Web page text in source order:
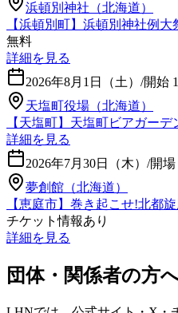
浜頓別神社（北海道）
【浜頓別町】浜頓別神社例
無料
詳細を見る
2026年8月1日（土） /開始
天塩町役場（北海道）
【天塩町】天塩町ビアガーデ
詳細を見る
2026年7月30日（木） /開場
夢創館（北海道）
【恵庭市】巻き起こせ!北都
チケット情報あり
詳細を見る
団体・関係者の方